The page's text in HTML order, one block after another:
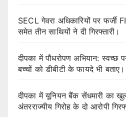
SECL गेवरा अधिकारियों पर फर्जी
समेत तीन साथियों ने दी गिरफ्तारी।
दीपका में पौधरोपण अभियान: स्वच्छ
बच्चों को डीबीटी के फायदे भी बताए।
दीपका में यूनियन बैंक सेंधमारी का
अंतरराज्यीय गिरोह के दो आरोपी